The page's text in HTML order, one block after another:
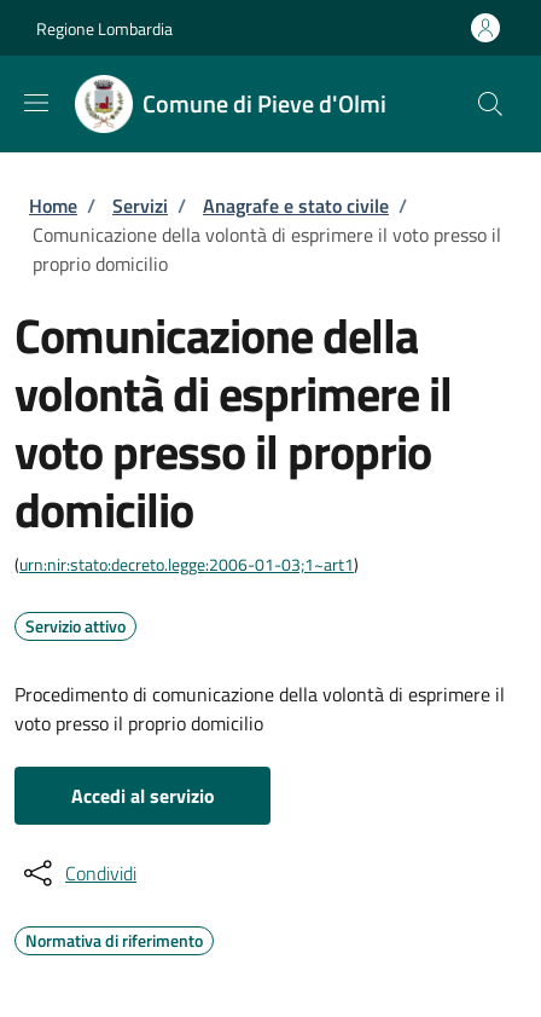
Regione Lombardia
Comune di Pieve d'Olmi
Briciole di pane
Home / Servizi / Anagrafe e stato civile /
Comunicazione della volontà di esprimere il voto presso il
proprio domicilio
Comunicazione della
volontà di esprimere il
voto presso il proprio
domicilio
(urn:nir:stato:decreto.legge:2006-01-03;1~art1)
Servizio attivo
Procedimento di comunicazione della volontà di esprimere il
voto presso il proprio domicilio
Accedi al servizio
Condividi
Normativa di riferimento